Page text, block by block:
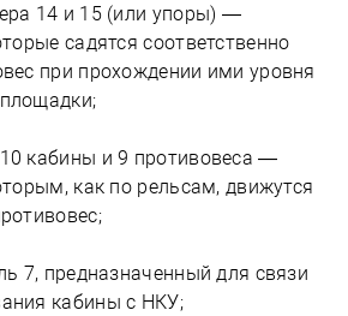
14 и 15 (или упоры) —
садятся соответственно
при прохождении ими уровня
кабины и 9 противовеса —
как по рельсам, движутся
7, предназначенный для связи
кабины с НКУ;